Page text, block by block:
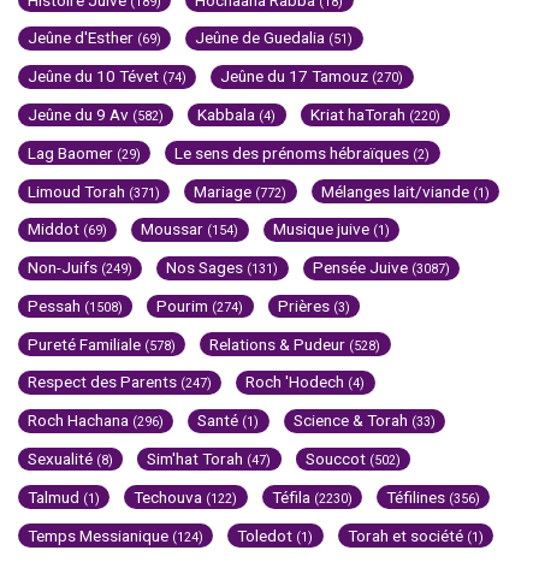
Jeûne d'Esther (69) Jeûne de Guedalia (51)
Jeûne du 10 Tévet (74) Jeûne du 17 Tamouz (270)
Jeûne du 9 Av (582) Kabbala (4) Kriat haTorah (220)
Lag Baomer (29) Le sens des prénoms hébraïques (2)
Limoud Torah (371) Mariage (772) Mélanges lait/viande (1)
Middot (69) Moussar (154) Musique juive (1)
Non-Juifs (249) Nos Sages (131) Pensée Juive (3087)
Pessah (1508) Pourim (274) Prières (3)
Pureté Familiale (578) Relations & Pudeur (528)
Respect des Parents (247) Roch 'Hodech (4)
Roch Hachana (296) Santé (1) Science & Torah (33)
Sexualité (8) Sim'hat Torah (47) Souccot (502)
Talmud (1) Techouva (122) Téfila (2230) Téfilines (356)
Temps Messianique (124) Toledot (1) Torah et société (1)